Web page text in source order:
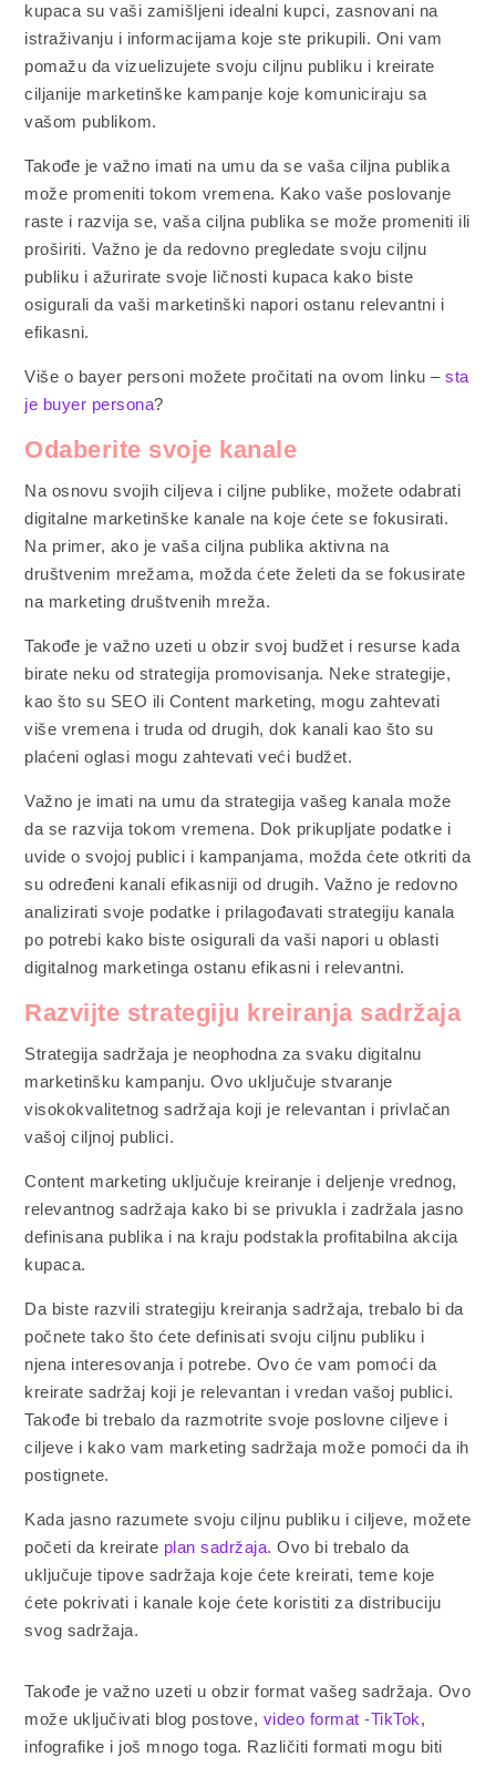
kupaca su vaši zamišljeni idealni kupci, zasnovani na
istraživanju i informacijama koje ste prikupili. Oni vam
pomažu da vizuelizujete svoju ciljnu publiku i kreirate
ciljanije marketinške kampanje koje komuniciraju sa
vašom publikom.
Takođe je važno imati na umu da se vaša ciljna publika
može promeniti tokom vremena. Kako vaše poslovanje
raste i razvija se, vaša ciljna publika se može promeniti ili
proširiti. Važno je da redovno pregledate svoju ciljnu
publiku i ažurirate svoje ličnosti kupaca kako biste
osigurali da vaši marketinški napori ostanu relevantni i
efikasni.
Više o bayer personi možete pročitati na ovom linku –sta
je buyer persona?
Odaberite svoje kanale
Na osnovu svojih ciljeva i ciljne publike, možete odabrati
digitalne marketinške kanale na koje ćete se fokusirati.
Na primer, ako je vaša ciljna publika aktivna na
društvenim mrežama, možda ćete želeti da se fokusirate
na marketing društvenih mreža.
Takođe je važno uzeti u obzir svoj budžet i resurse kada
birate neku od strategija promovisanja. Neke strategije,
kao što su SEO ili Content marketing, mogu zahtevati
više vremena i truda od drugih, dok kanali kao što su
plaćeni oglasi mogu zahtevati veći budžet.
Važno je imati na umu da strategija vašeg kanala može
da se razvija tokom vremena. Dok prikupljate podatke i
uvide o svojoj publici i kampanjama, možda ćete otkriti da
su određeni kanali efikasniji od drugih. Važno je redovno
analizirati svoje podatke i prilagođavati strategiju kanala
po potrebi kako biste osigurali da vaši napori u oblasti
digitalnog marketinga ostanu efikasni i relevantni.
Razvijte strategiju kreiranja sadržaja
Strategija sadržaja je neophodna za svaku digitalnu
marketinšku kampanju. Ovo uključuje stvaranje
visokokvalitetnog sadržaja koji je relevantan i privlačan
vašoj ciljnoj publici.
Content marketing uključuje kreiranje i deljenje vrednog,
relevantnog sadržaja kako bi se privukla i zadržala jasno
definisana publika i na kraju podstakla profitabilna akcija
kupaca.
Da biste razvili strategiju kreiranja sadržaja, trebalo bi da
počnete tako što ćete definisati svoju ciljnu publiku i
njena interesovanja i potrebe. Ovo će vam pomoći da
kreirate sadržaj koji je relevantan i vredan vašoj publici.
Takođe bi trebalo da razmotrite svoje poslovne ciljeve i
ciljeve i kako vam marketing sadržaja može pomoći da ih
postignete.
Kada jasno razumete svoju ciljnu publiku i ciljeve, možete
početi da kreirate plan sadržaja. Ovo bi trebalo da
uključuje tipove sadržaja koje ćete kreirati, teme koje
ćete pokrivati i kanale koje ćete koristiti za distribuciju
svog sadržaja.
Takođe je važno uzeti u obzir format vašeg sadržaja. Ovo
može uključivati blog postove, video format -TikTok,
infografike i još mnogo toga. Različiti formati mogu biti